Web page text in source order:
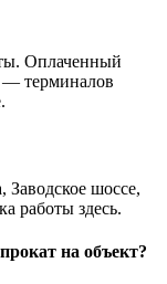
Оплаченный
— терминалов
шоссе,
работы здесь.
на объект?